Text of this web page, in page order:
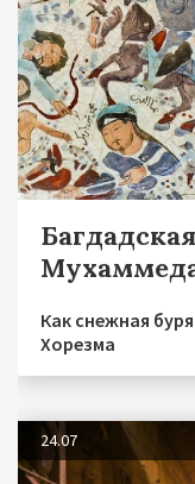
Как снежная
Хорезма
24.07